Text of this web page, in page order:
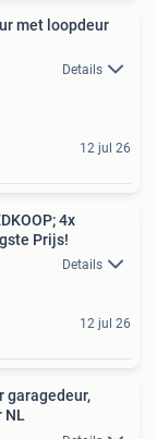
met loopdeur
Details
12 jul 26
4x
Prijs!
Details
12 jul 26
garagedeur,
NL